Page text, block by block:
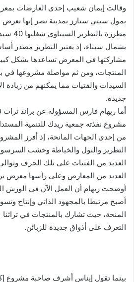
وقالت إيمان شعيب إحدى العارضات
بمول سيتي ستارز بمدينة نصر إنها
مطرزة
بشمال سيناء، إذ يعتبر التطريز مصدر
مشاركتها في المعرض تساعدها بشكل
المنتجات، ومن ثم مواصلة مشروعها في
السيدات والفتيات مما يمكنهم من زيادة
جديدة.
أما ريهام فارس المسؤولة عن براند
مشروع نفذته جمعية ريدك للتنمية
التطريز والنول والخياطة وخشب
العديد من الفتيات على تلك الحرف
العديد من المعارض وعلى رأسها معرض
أوضحت ريهام أن العمل الآن في الورش
أصبح مرتبطا بالمجهود الذاتي وإنتاج
المنحة، حيث تشارك بالمنتجات في تراثنا
التعرف على أذواق جديدة للزبائن.
بينما تقول إيناس أشرف صاحبة مشروع